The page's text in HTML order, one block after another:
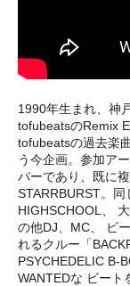
1990年生まれ、神
tofubeatsのRemix
tofubeatsの過去楽
う今企画。参加ア
バーであり、既に
STARRBURST。
HIGHSCHOOL、
の他DJ、MC、 ビ
れるクルー「
PSYCHEDELIC B-
WANTEDな ビート